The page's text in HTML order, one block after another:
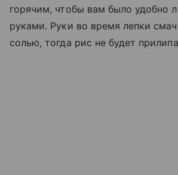
горячим, чтобы вам было удобно
руками. Руки во время лепки
солью, тогда рис не будет